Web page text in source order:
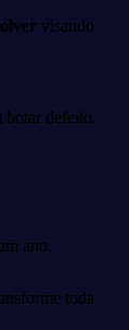
visando
botar defeito.
ano.
toda